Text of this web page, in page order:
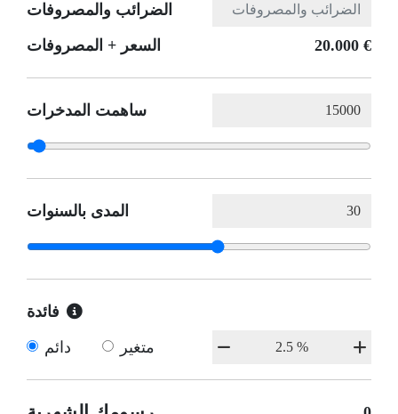
الضرائب والمصروفات
السعر + المصروفات
20.000 €
ساهمت المدخرات
المدى بالسنوات
فائدة
دائم
متغير